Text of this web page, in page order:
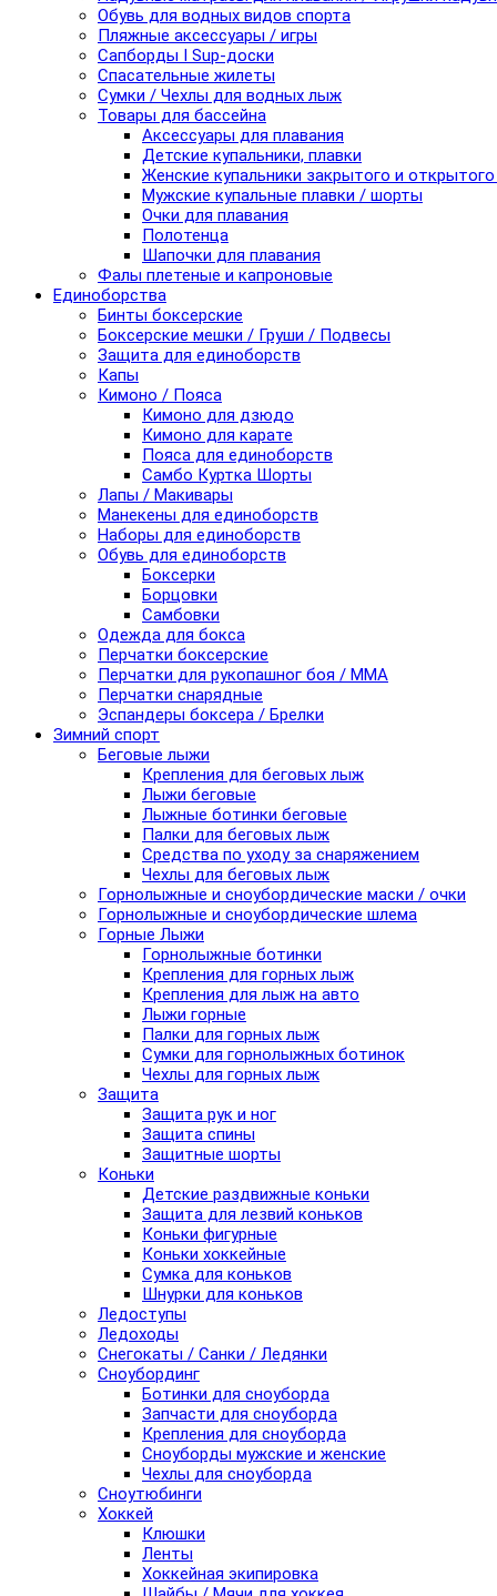
Обувь для водных видов спорта
Пляжные аксессуары / игры
Сапборды I Sup-доски
Спасательные жилеты
Сумки / Чехлы для водных лыж
Товары для бассейна
Аксессуары для плавания
Детские купальники, плавки
Женские купальники закрытого и
Мужские купальные плавки / шорты
Очки для плавания
Полотенца
Шапочки для плавания
Фалы плетеные и капроновые
Единоборства
Бинты боксерские
Боксерские мешки / Груши / Подвесы
Защита для единоборств
Капы
Кимоно / Пояса
Кимоно для дзюдо
Кимоно для карате
Пояса для единоборств
Самбо Куртка Шорты
Лапы / Макивары
Манекены для единоборств
Наборы для единоборств
Обувь для единоборств
Боксерки
Борцовки
Самбовки
Одежда для бокса
Перчатки боксерские
Перчатки для рукопашног боя / ММА
Перчатки снарядные
Эспандеры боксера / Брелки
Зимний спорт
Беговые лыжи
Крепления для беговых лыж
Лыжи беговые
Лыжные ботинки беговые
Палки для беговых лыж
Средства по уходу за снаряжением
Чехлы для беговых лыж
Горнолыжные и сноубордические маски / очки
Горнолыжные и сноубордические шлема
Горные Лыжи
Горнолыжные ботинки
Крепления для горных лыж
Крепления для лыж на авто
Лыжи горные
Палки для горных лыж
Сумки для горнолыжных ботинок
Чехлы для горных лыж
Защита
Защита рук и ног
Защита спины
Защитные шорты
Коньки
Детские раздвижные коньки
Защита для лезвий коньков
Коньки фигурные
Коньки хоккейные
Сумка для коньков
Шнурки для коньков
Ледоступы
Ледоходы
Снегокаты / Санки / Ледянки
Сноубординг
Ботинки для сноуборда
Запчасти для сноуборда
Крепления для сноуборда
Сноуборды мужские и женские
Чехлы для сноуборда
Сноутюбинги
Хоккей
Клюшки
Ленты
Хоккейная экипировка